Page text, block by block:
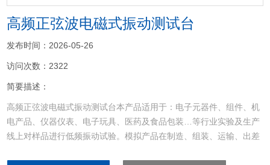
高频正弦波电磁式振动测试台
发布时间：2026-05-26
访问次数：2322
简要描述：
高频正弦波电磁式振动测试台本产品适用于：电子元器件、组件、机
电产品、仪器仪表、电子玩具、医药及食品包装…等行业实验及生产
线上对样品进行低频振动试验。模拟产品在制造、组装、运输、出差